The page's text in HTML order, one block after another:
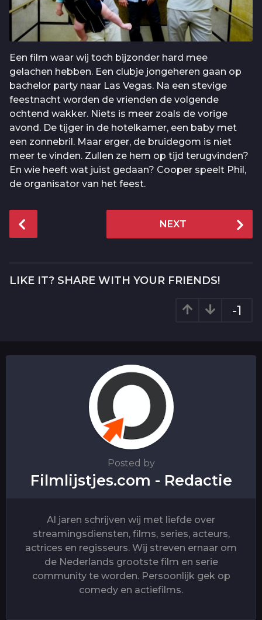
Een film waar wij toch bijzonder hard mee
gelachen hebben. Een clubje jongeheren gaan op
bachelor party naar Las Vegas. Na een stevige
feestnacht worden de vrienden de volgende
ochtend wakker. Niets is meer zoals de vorige
avond. De tijger in de hotelkamer, een baby met
een zonnebril. Maar erger, de bruidegom is niet
meer te vinden. Zullen ze hem op tijd terugvinden?
En wie heeft wat juist gedaan? Cooper speelt Phil,
de organisator van het feest.
o
P
a
NEXT
LIKE IT? SHARE WITH YOUR FRIENDS!
-1
Posted by
Filmlijstjes.com - Redactie
Al jaren schrijven wij met liefde over
streamingsdiensten, films, series, acteurs,
actrices en regisseurs. Wij streven ernaar om
de Nederlands grootste film en serie
community te worden. Persoonlijk gek op
comedy en actiefilms.